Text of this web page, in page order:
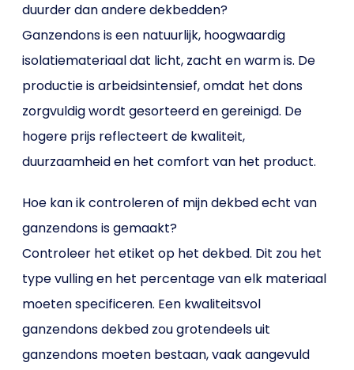
duurder dan andere dekbedden?
Ganzendons is een natuurlijk, hoogwaardig
isolatiemateriaal dat licht, zacht en warm is. De
productie is arbeidsintensief, omdat het dons
zorgvuldig wordt gesorteerd en gereinigd. De
hogere prijs reflecteert de kwaliteit,
duurzaamheid en het comfort van het product.
Hoe kan ik controleren of mijn dekbed echt van
ganzendons is gemaakt?
Controleer het etiket op het dekbed. Dit zou het
type vulling en het percentage van elk materiaal
moeten specificeren. Een kwaliteitsvol
ganzendons dekbed zou grotendeels uit
ganzendons moeten bestaan, vaak aangevuld